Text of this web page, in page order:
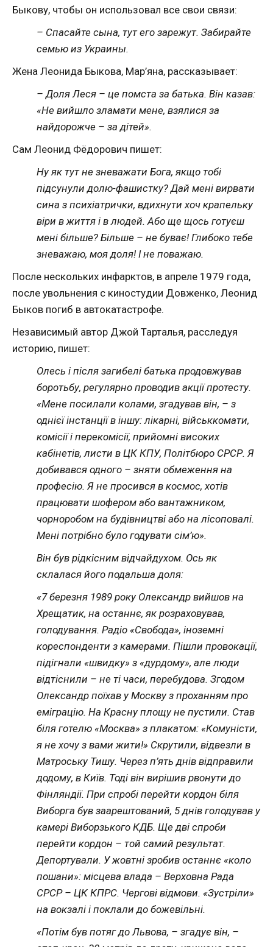
Быкову, чтобы он использовал все свои связи:
– Спасайте сына, тут его зарежут. Забирайте
семью из Украины.
Жена Леонида Быкова, Мар’яна, рассказывает:
– Доля Леся – це помста за батька. Він казав:
«Не вийшло зламати мене, взялися за
найдорожче – за дітей».
Сам Леонид Фёдорович пишет:
Ну як тут не зневажати Бога, якщо тобі
підсунули долю-фашистку? Дай мені вирвати
сина з психіатрички, вдихнути хоч крапельку
віри в життя і в людей. Або ще щось готуєш
мені більше? Більше – не буває! Глибоко тебе
зневажаю, моя доля! І не поважаю.
После нескольких инфарктов, в апреле 1979 года,
после увольнения с киностудии Довженко, Леонид
Быков погиб в автокатастрофе.
Независимый автор Джой Тарталья, расследуя
историю, пишет:
Олесь і після загибелі батька продовжував
боротьбу, регулярно проводив акції протесту.
«Мене посилали колами, згадував він, – з
однієї інстанції в іншу: лікарні, військкомати,
комісії і перекомісії, прийомні високих
кабінетів, листи в ЦК КПУ, Політбюро СРСР. Я
добивався одного – зняти обмеження на
професію. Я не просився в космос, хотів
працювати шофером або вантажником,
чорноробом на будівництві або на лісоповалі.
Мені потрібно було годувати сім’ю».
Він був рідкісним відчайдухом. Ось як
склалася його подальша доля:
«7 березня 1989 року Олександр вийшов на
Хрещатик, на останнє, як розраховував,
голодування. Радіо «Свобода», іноземні
кореспонденти з камерами. Пішли провокації,
підігнали «швидку» з «дурдому», але люди
відтіснили – не ті часи, перебудова. Згодом
Олександр поїхав у Москву з проханням про
еміграцію. На Красну площу не пустили. Став
біля готелю «Москва» з плакатом: «Комуністи,
я не хочу з вами жити!» Скрутили, відвезли в
Матроську Тишу. Через п’ять днів відправили
додому, в Київ. Тоді він вирішив рвонути до
Фінляндії. При спробі перейти кордон біля
Виборга був заарештований, 5 днів голодував у
камері Виборзького КДБ. Ще дві спроби
перейти кордон – той самий результат.
Депортували. У жовтні зробив останнє «коло
пошани»: місцева влада – Верховна Рада
СРСР – ЦК КПРС. Чергові відмови. «Зустріли»
на вокзалі і поклали до божевільні.
«Потім був потяг до Львова, – згадує він, –